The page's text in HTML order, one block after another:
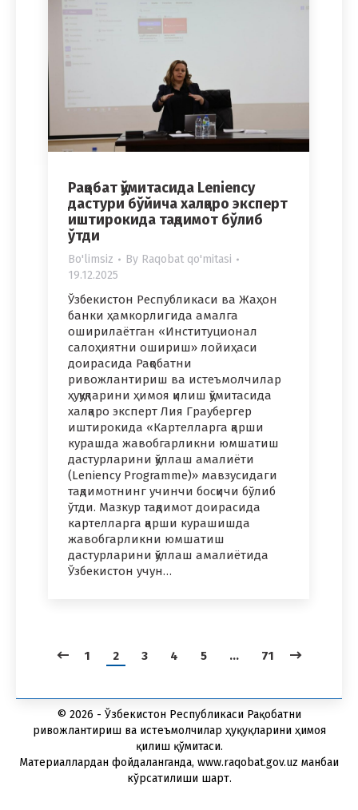
Рақобат қўмитасида Leniency
дастури бўйича халқаро эксперт
иштирокида тақдимот бўлиб
ўтди
Bo'limsiz By Raqobat qo'mitasi
19.12.2025
Ўзбекистон Республикаси ва Жаҳон
банки ҳамкорлигида амалга
оширилаётган «Институционал
салоҳиятни ошириш» лойиҳаси
доирасида Рақобатни
ривожлантириш ва истеъмолчилар
ҳуқуқларини ҳимоя қилиш қўмитасида
халқаро эксперт Лия Граубергер
иштирокида «Картелларга қарши
курашда жавобгарликни юмшатиш
дастурларини қўллаш амалиёти
(Leniency Programme)» мавзусидаги
тақдимотнинг учинчи босқичи бўлиб
ўтди. Мазкур тақдимот доирасида
картелларга қарши курашишда
жавобгарликни юмшатиш
дастурларини қўллаш амалиётида
Ўзбекистон учун…
1 2 3 4 5 … 71
© 2026 - Ўзбекистон Республикаси Рақобатни
ривожлантириш ва истеъмолчилар ҳуқуқларини ҳимоя
қилиш қўмитаси.
Материаллардан фойдаланганда, www.raqobat.gov.uz манбаи
кўрсатилиши шарт.